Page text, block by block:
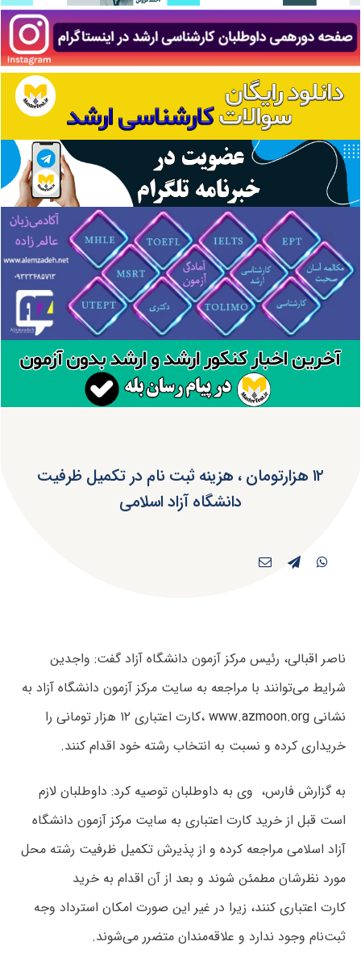
۱۲ هزارتومان ، هزینه ثبت نام در تکمیل ظرفیت
دانشگاه آزاد اسلامی
ناصر اقبالی، رئیس مرکز آزمون دانشگاه آزاد گفت: واجدین
شرایط می‌توانند با مراجعه به سایت مرکز آزمون دانشگاه آزاد به
نشانیwww.azmoon.org
،کارت اعتباری ۱۲ هزار تومانی را
خریداری کرده و نسبت به انتخاب رشته خود اقدام کنند.
به گزارش فارس، وی به داوطلبان توصیه کرد: داوطلبان لازم
است قبل از خرید کارت اعتباری به سایت مرکز آزمون دانشگاه
آزاد اسلامی مراجعه کرده و از پذیرش تکمیل ظرفیت رشته محل
مورد نظرشان مطمئن شوند و بعد از آن اقدام به خرید
کارت اعتباری کنند، زیرا در غیر این صورت امکان استرداد وجه
ثبت‌نام وجود ندارد و علاقه‌مندان متضرر می‌شوند.